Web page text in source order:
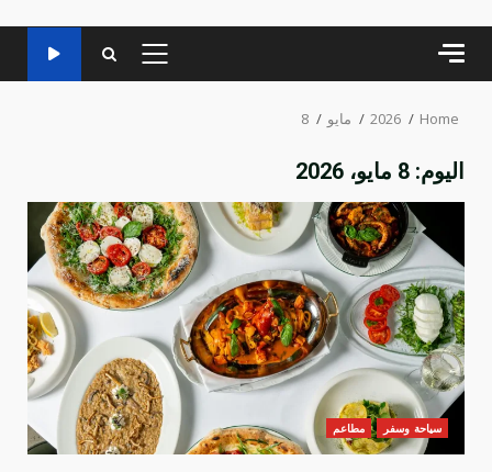
PRIMARY
Home
2026 مايو 8
اليوم: 8 مايو، 2026
سياحة وسفر مطاعم